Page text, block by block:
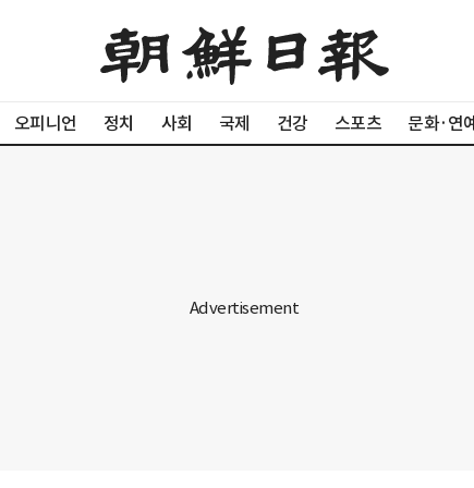
오피니언 정치 사회 국제 건강 스포츠 문화·연